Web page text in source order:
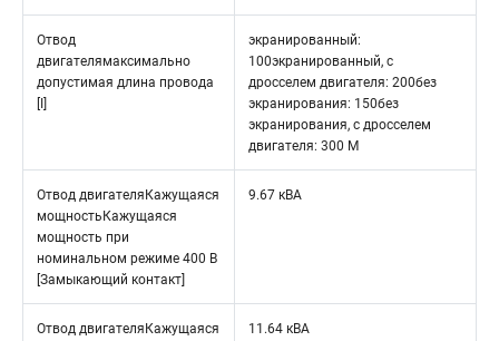
Отвод
двигателямаксимально
допустимая длина провода
экранированный:
100экранированный, с
дросселем двигателя: 200без
экранирования: 150без
экранирования, с дросселем
двигателя: 300 M
Отвод двигателяКажущаяся
мощностьКажущаяся
мощность при
номинальном режиме 400 В
[Замыкающий контакт]
9.67 кВА
Отвод двигателяКажущаяся
11.64 кВА